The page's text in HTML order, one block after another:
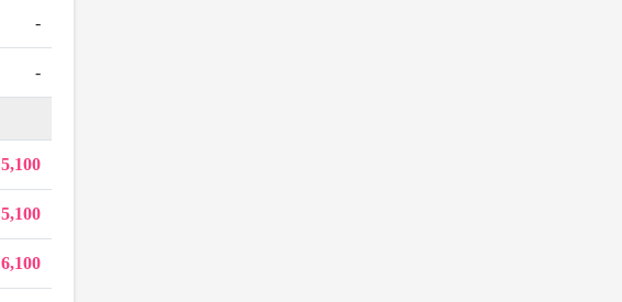
-
-
5,100
5,100
6,100